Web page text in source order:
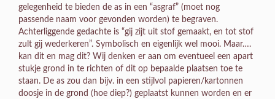
gelegenheid te bieden de as in een “asgraf” (moet nog
passende naam voor gevonden worden) te begraven.
Achterliggende gedachte is “gij zijt uit stof gemaakt, en tot stof
zult gij wederkeren”. Symbolisch en eigenlijk wel mooi. Maar….
kan dit en mag dit? Wij denken er aan om eventueel een apart
stukje grond in te richten of dit op bepaalde plaatsen toe te
staan. De as zou dan bijv. in een stijlvol papieren/kartonnen
doosje in de grond (hoe diep?) geplaatst kunnen worden en er